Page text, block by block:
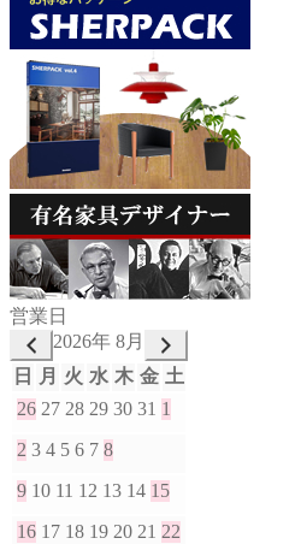
営業日
2026年 8月
日
月 火 水 木 金 土
26 27 28 29 30 31 1
2 3 4 5 6 7 8
9 10 11 12 13 14 15
16 17 18 19 20 21 22